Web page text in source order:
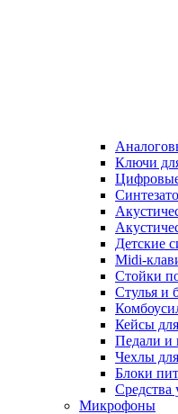
Ключи
Детские
Midi-
Стойки
Стулья и
Кейсы
Педали и
Чехлы
Блоки
Средства
Микрофоны